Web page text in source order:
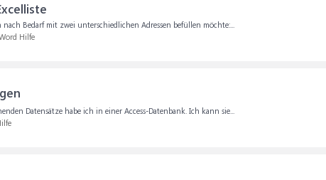
Bedarf mit zwei unterschiedlichen Adressen befüllen möchte:...
Hilfe
Datensätze habe ich in einer Access-Datenbank. Ich kann sie...